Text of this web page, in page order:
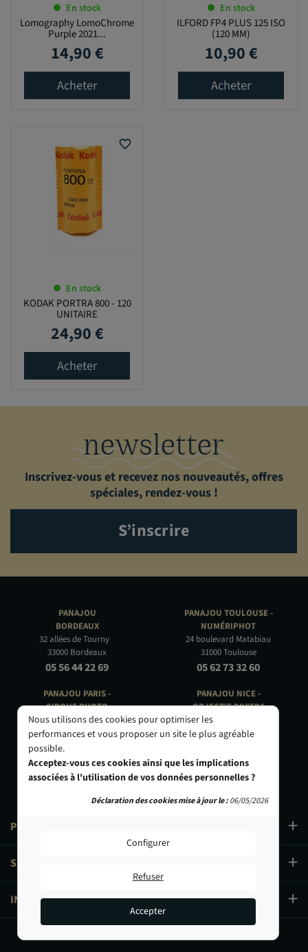
11,90 €
En stock
Lomography LomoChrome
Purple 2021...
Prix
14,90 €
Acheter
En stock
ILFORD FP4 PLUS 125 ISO
(120 MM)
Prix
10,90 €
Acheter
favorite_border
En stock
KODAK PORTRA 800 - 120
UNITAIRE
Prix
24,90 €
Acheter
newsletter
Inscrivez-vous et recevez nos nouveautés, offres
spéciales, rendez-vous !
S’inscrire
PANAJOU
BORDEAUX
32 allées de Tourny
33000 Bordeaux
05 56 44 22 69
PANAJOU PARIS -
CIRQUE PHOTO
9, bd des Filles-du-Calvaire
75003 Paris
01 40 29 91 91
PRODUITS
SERVICES
INFORMATIONS
PANAJOU TOULOUSE -
NUMÉRIPHOT
24 boulevard Matabiau
31000 Toulouse
05 62 73 32 60
PANAJOU NICE -
OBJECTIF RIVIERA
24 Rue de l'Hôtel des Postes
06000 Nice
Nous utilisons des cookies pour optimiser les
performances et vous proposer un site le plus agréable
possible.
Acceptez-vous ces cookies ainsi que les implications
associées à l'utilisation de vos données personnelles ?
Configurer
Refuser
Accepter
Déclaration des cookies mise à jour le :06/05/2026